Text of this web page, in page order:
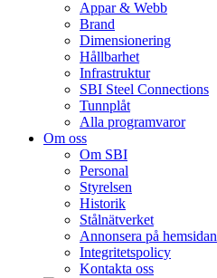
Appar & Webb
Brand
Dimensionering
Hållbarhet
Infrastruktur
SBI Steel Connections
Tunnplåt
Alla programvaror
Om oss
Om SBI
Personal
Styrelsen
Historik
Stålnätverket
Annonsera på hemsidan
Integritetspolicy
Kontakta oss